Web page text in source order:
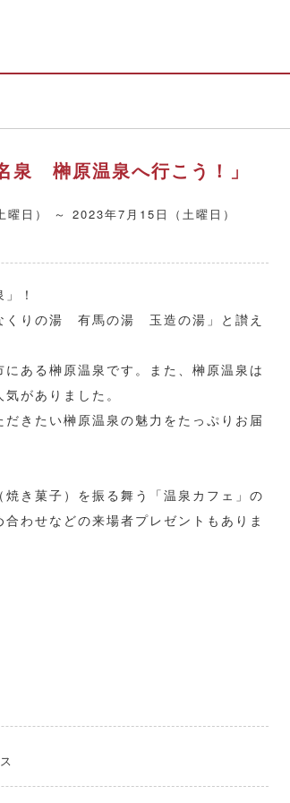
泉 榊原温泉へ行こう！」
日） ～ 2023年7月15日（土曜日）
！
くりの湯 有馬の湯 玉造の湯」と讃え
ある榊原温泉です。また、榊原温泉は
がありました。
きたい榊原温泉の魅力をたっぷりお届
き菓子）を振る舞う「温泉カフェ」の
わせなどの来場者プレゼントもありま